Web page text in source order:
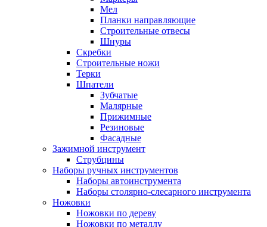
Мел
Планки направляющие
Строительные отвесы
Шнуры
Скребки
Строительные ножи
Терки
Шпатели
Зубчатые
Малярные
Прижимные
Резиновые
Фасадные
Зажимной инструмент
Струбцины
Наборы ручных инструментов
Наборы автоинструмента
Наборы столярно-слесарного инструмента
Ножовки
Ножовки по дереву
Ножовки по металлу